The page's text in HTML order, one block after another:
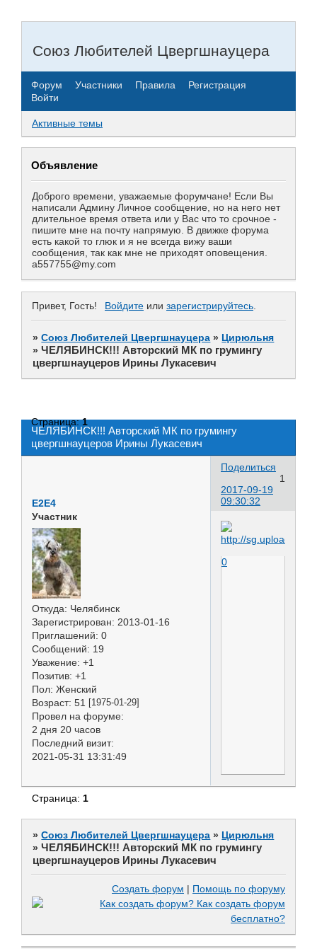
Союз Любителей Цвергшнауцера
Форум Участники Правила
Регистрация
Войти
Активные темы
Объявление
Доброго времени, уважаемые форумчане! Если Вы
написали Админу Личное сообщение, но на него нет
длительное время ответа или у Вас что то срочное -
пишите мне на почту напрямую. В движке форума
есть какой то глюк и я не всегда вижу ваши
сообщения, так как мне не приходят оповещения.
a557755@my.com
Привет, Гость! Войдите или зарегистрируйтесь.
»Союз Любителей Цвергшнауцера » Цирюльня
»ЧЕЛЯБИНСК!!! Авторский МК по грумингу
цвергшнауцеров Ирины Лукасевич
ЧЕЛЯБИНСК!!! Авторский МК по грумингу
цвергшнауцеров Ирины Лукасевич
Страница:1
Поделиться
1
2017-09-19
09:30:32
Е2Е4
Участник
Откуда: Челябинск
Зарегистрирован: 2013-01-16
Приглашений: 0
Сообщений: 19
Уважение: +1
Позитив: +1
Пол: Женский
Возраст: 51 [1975-01-29]
Провел на форуме:
2 дня 20 часов
Последний визит:
2021-05-31 13:31:49
0
Страница: 1
»Союз Любителей Цвергшнауцера » Цирюльня
»ЧЕЛЯБИНСК!!! Авторский МК по грумингу
цвергшнауцеров Ирины Лукасевич
Создать форум | Помощь по форуму